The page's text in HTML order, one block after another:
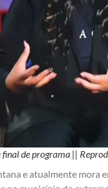
de programa ||
e atualmente mora